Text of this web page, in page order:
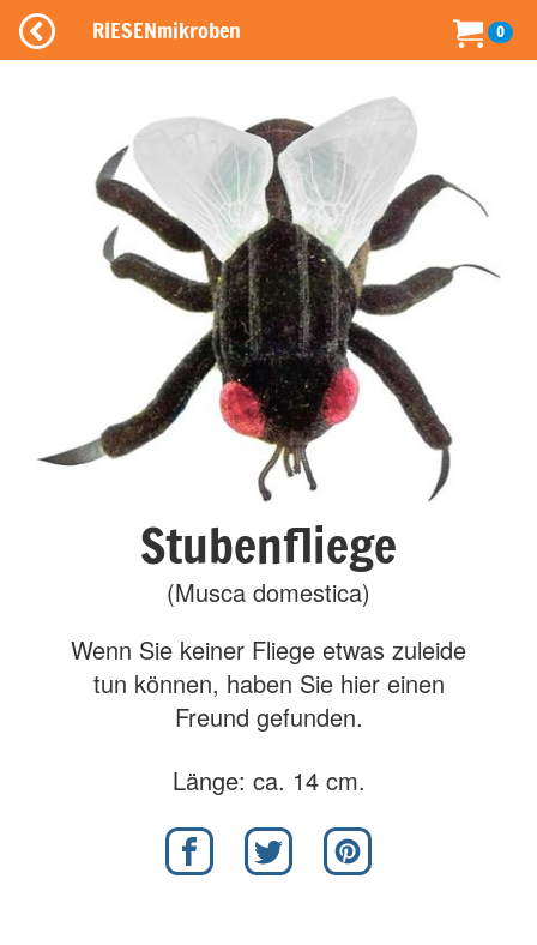
RIESENmikroben 0
Stubenfliege
(Musca domestica)
Wenn Sie keiner Fliege etwas zuleide
tun können, haben Sie hier einen
Freund gefunden.
Länge: ca. 14 cm.